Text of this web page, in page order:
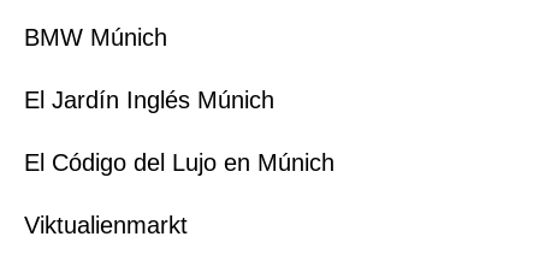
BMW Múnich
El Jardín Inglés Múnich
El Código del Lujo en Múnich
Viktualienmarkt